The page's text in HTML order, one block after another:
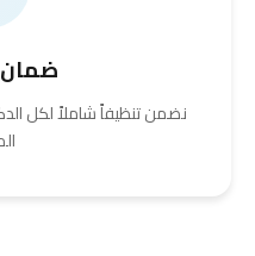
ضمان
نضمن تنظيفاً شاملاً لكل